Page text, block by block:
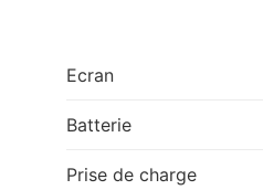
Ecran
Batterie
Prise de charge